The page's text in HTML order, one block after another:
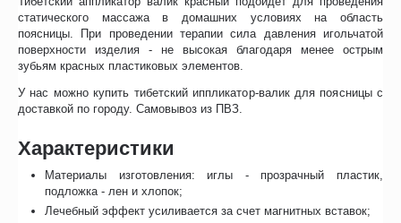
статического массажа в домашних условиях на область
поясницы. При проведении терапии сила давления игольчатой
поверхности изделия - не высокая благодаря менее острым
зубьям красных пластиковых элементов.
У нас можно купить тибетский иппликатор-валик для поясницы с
доставкой по городу. Самовывоз из ПВЗ.
Характеристики
Материалы изготовления: иглы - прозрачный пластик,
подложка - лен и хлопок;
Лечебный эффект усиливается за счет магнитных вставок;